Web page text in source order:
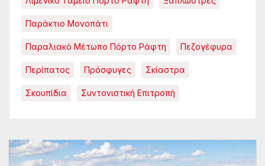
Παράκτιο Μονοπάτι
Παραλιακό Μέτωπο Πόρτο Ράφτη Πεζογέφυρα
Περίπατος Πρόσφυγες Σκίαστρα
Σκουπίδια Συντονιστική Επιτροπή